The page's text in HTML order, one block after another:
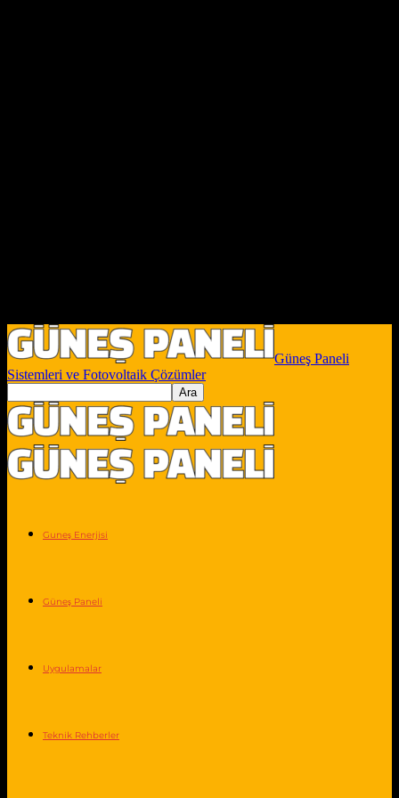
Güneş Paneli
Sistemleri ve Fotovoltaik Çözümler
Guneş Enerjisi
Güneş Paneli
Uygulamalar
Teknik Rehberler